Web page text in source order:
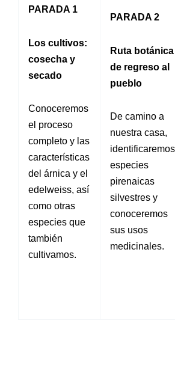
PARADA 1
Los cultivos:
cosecha y
secado
Conoceremos
el proceso
completo y las
características
del árnica y el
edelweiss, así
como otras
especies que
también
cultivamos.
PARADA 2
Ruta botánica
de regreso al
pueblo
De camino a
nuestra casa,
identificaremos
especies
pirenaicas
silvestres y
conoceremos
sus usos
medicinales.